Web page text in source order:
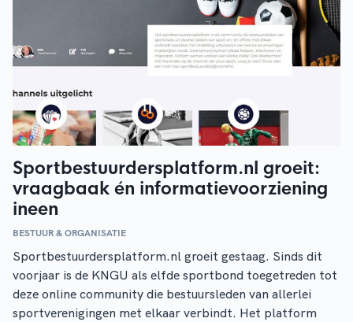
Sportbestuurdersplatform.nl groeit:
vraagbaak én informatievoorziening
ineen
BESTUUR & ORGANISATIE
Sportbestuurdersplatform.nl groeit gestaag. Sinds dit
voorjaar is de KNGU als elfde sportbond toegetreden tot
deze online community die bestuursleden van allerlei
sportverenigingen met elkaar verbindt. Het platform